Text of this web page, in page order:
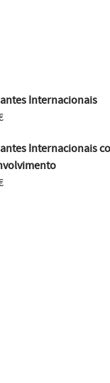
Internacionais
Internacionais